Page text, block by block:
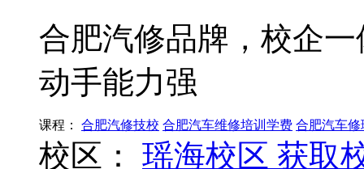
合肥汽修品牌，校企
动手能力强
课程： 合肥汽修技校 合肥汽车维修培训学费 合肥汽车
校区： 瑶海校区 获取